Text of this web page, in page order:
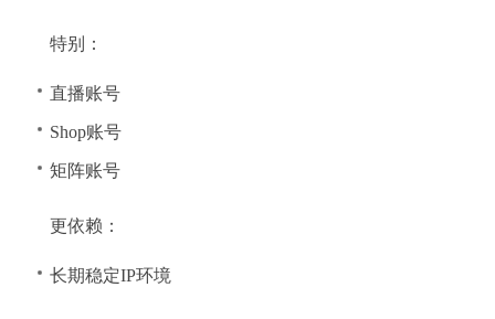
特别：
直播账号
Shop账号
矩阵账号
更依赖：
长期稳定IP环境